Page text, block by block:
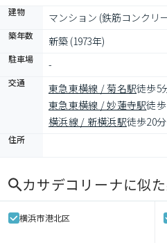
建物 マンション (鉄筋コンクリ
築年数 新築 (1973年)
駐車場 -
交通 東急東横線 / 菊名駅徒歩5
東急東横線 / 妙蓮寺駅徒
横浜線 / 新横浜駅徒歩20分
住所
カサデコリーナに似
横浜市港北区